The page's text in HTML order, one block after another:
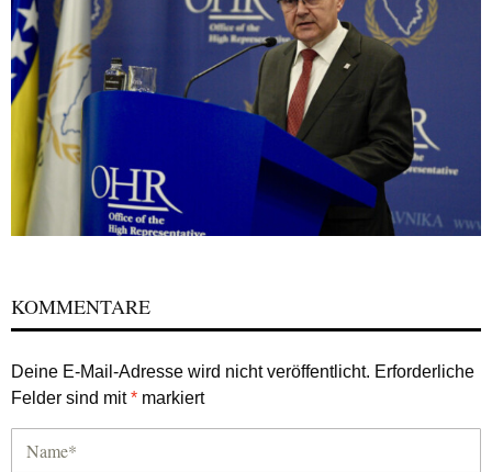
KOMMENTARE
Deine E-Mail-Adresse wird nicht veröffentlicht. Erforderliche
Felder sind mit* markiert